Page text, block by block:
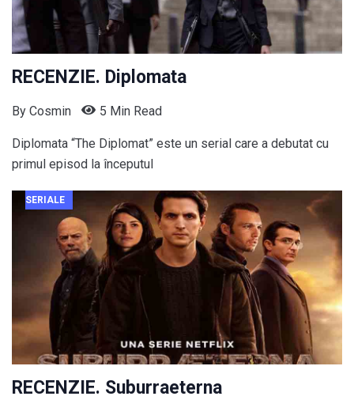
RECENZIE. Diplomata
By Cosmin 5 Min Read
Diplomata “The Diplomat” este un serial care a debutat cu
primul episod la începutul
SERIALE
RECENZIE. Suburraeterna